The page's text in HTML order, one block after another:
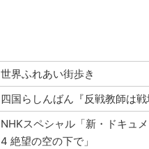
世界ふれあい街歩き
四国らしんばん『反戦教師は戦
NHKスペシャル「新・ドキュ
4 絶望の空の下で」